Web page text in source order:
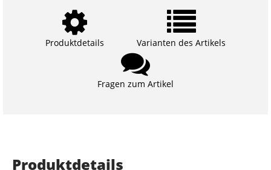
Produktdetails Varianten des Artikels
Fragen zum Artikel
Produktdetails